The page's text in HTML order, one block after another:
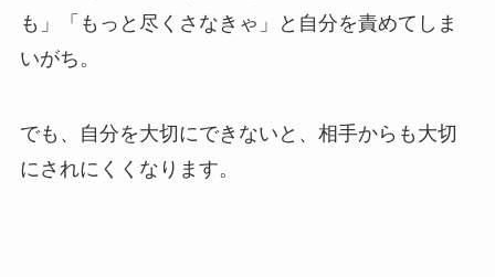
も」「もっと尽くさなきゃ」と自分を責めてしま
いがち。
でも、自分を大切にできないと、相手からも大切
にされにくくなります。